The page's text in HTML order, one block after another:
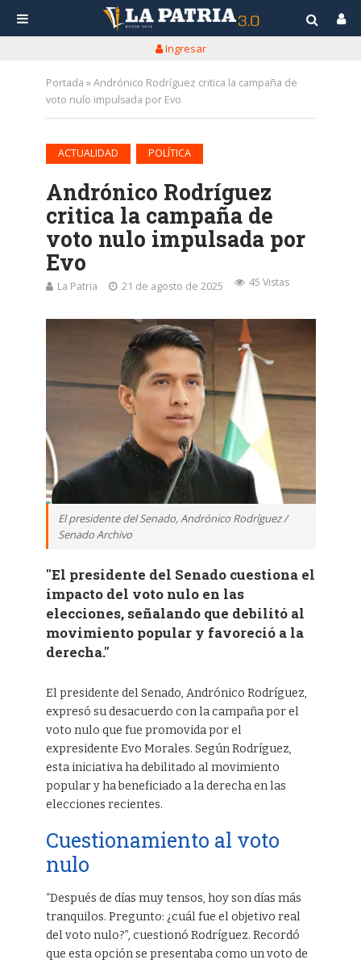
Ingresar
Portada »Andrónico Rodríguez critica la campaña de
voto nulo impulsada por Evo
ACTUALIDAD POLÍTICA
Andrónico Rodríguez
critica la campaña de
voto nulo impulsada por
Evo
La Patria 21 de agosto de 2025 45 Vistas
El presidente del Senado, Andrónico Rodríguez /
Senado Archivo
"El presidente del Senado cuestiona el
impacto del voto nulo en las
elecciones, señalando que debilitó al
movimiento popular y favoreció a la
derecha."
El presidente del Senado, Andrónico Rodríguez,
expresó su desacuerdo con la campaña por el
voto nulo que fue promovida por el
expresidente Evo Morales. Según Rodríguez,
esta iniciativa ha debilitado al movimiento
popular y ha beneficiado a la derecha en las
elecciones recientes.
Cuestionamiento al voto
nulo
“Después de días muy tensos, hoy son días más
tranquilos. Pregunto: ¿cuál fue el objetivo real
del voto nulo?”, cuestionó Rodríguez. Recordó
que esta opción se presentaba como un voto de